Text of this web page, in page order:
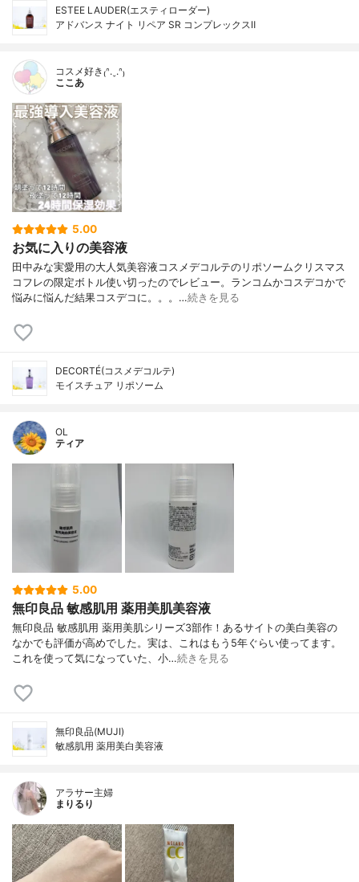
ESTEE LAUDER(エスティローダー)
アドバンス ナイト リペア SR コンプレックスⅡ
コスメ好き₍ᐢ.ˬ.ᐢ₎
ここあ
5.00
お気に入りの美容液
田中みな実愛用の大人気美容液コスメデコルテのリポソームクリスマス
コフレの限定ボトル使い切ったのでレビュー。ランコムかコスデコかで
悩みに悩んだ結果コスデコに。。。…続きを見る
DECORTÉ(コスメデコルテ)
モイスチュア リポソーム
OL
ティア
5.00
無印良品 敏感肌用 薬用美肌美容液
無印良品 敏感肌用 薬用美肌シリーズ3部作！あるサイトの美白美容の
なかでも評価が高めでした。実は、これはもう5年ぐらい使ってます。
これを使って気になっていた、小…続きを見る
無印良品(MUJI)
敏感肌用 薬用美白美容液
アラサー主婦
まりるり